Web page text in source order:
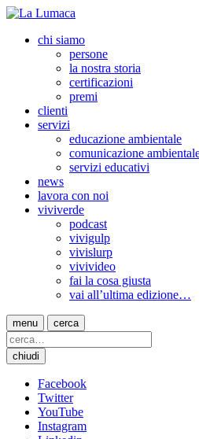
chi siamo
persone
la nostra storia
certificazioni
premi
clienti
servizi
educazione ambientale
comunicazione
servizi educativi
news
lavora con noi
viviverde
podcast
vivigulp
vivislurp
vivivideo
fai la cosa giusta
vai all’ultima edizione…
menu cerca
chiudi
Facebook
Twitter
YouTube
Instagram